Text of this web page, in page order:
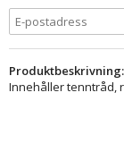
Produktbeskrivning:
Innehåller tenntråd,